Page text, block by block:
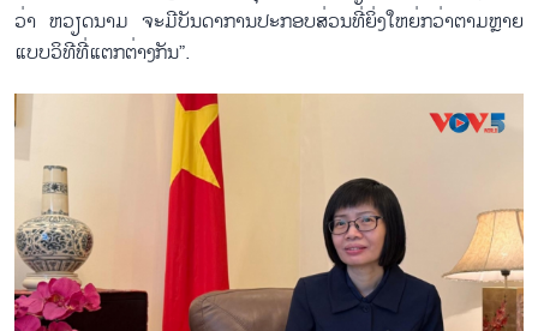
ວ່າ ຫວຽດ​ນາມ ຈະ​ມີ​ບັນ​ດາ​ການ​ປະ​ກອບ​ສ່ວນ​ທີ່​ຍິ່ງ​ໃຫຍ່ກວ່າ​ຕາມຫຼາຍ​
ແບບ​ວິ​ທີ​ທີ່​ແຕກ​ຕ່າງ​ກັນ”.